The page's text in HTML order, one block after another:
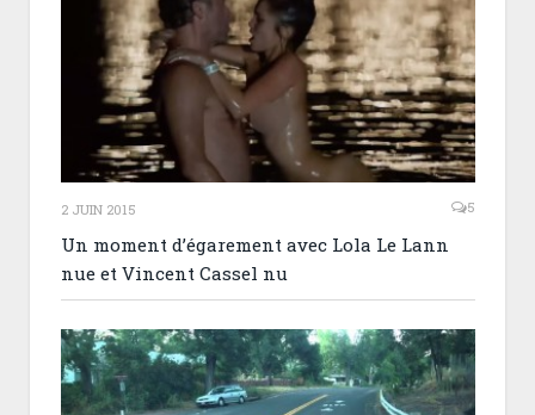
2 JUIN 2015 5
Un moment d’égarement avec Lola Le Lann
nue et Vincent Cassel nu